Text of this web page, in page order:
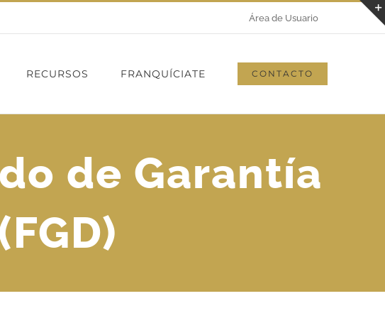
Área de Usuario
RECURSOS FRANQUÍCIATE CONTACTO
de Garantía